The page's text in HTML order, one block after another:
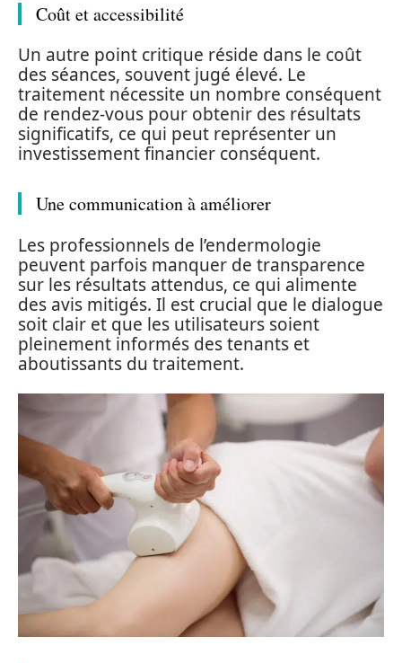
Coût et accessibilité
Un autre point critique réside dans le coût
des séances, souvent jugé élevé. Le
traitement nécessite un nombre conséquent
de rendez-vous pour obtenir des résultats
significatifs, ce qui peut représenter un
investissement financier conséquent.
Une communication à améliorer
Les professionnels de l’endermologie
peuvent parfois manquer de transparence
sur les résultats attendus, ce qui alimente
des avis mitigés. Il est crucial que le dialogue
soit clair et que les utilisateurs soient
pleinement informés des tenants et
aboutissants du traitement.